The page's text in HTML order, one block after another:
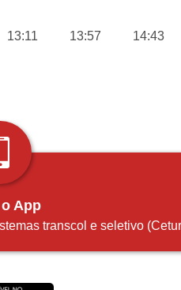
13:11 13:57 14:43
App
transcol e seletivo